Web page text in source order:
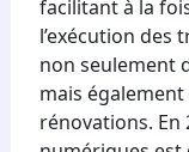
facilitant à la
l’exécution des
non seulement
mais
rénovations. En